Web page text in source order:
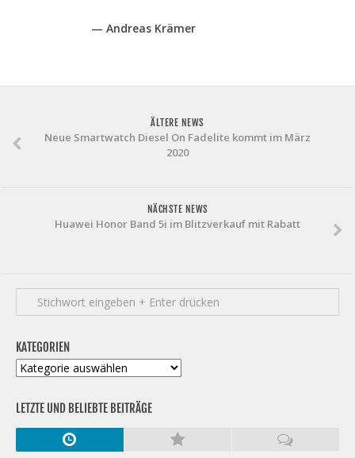
— Andreas Krämer
ÄLTERE NEWS
Neue Smartwatch Diesel On Fadelite kommt im März
2020
NÄCHSTE NEWS
Huawei Honor Band 5i im Blitzverkauf mit Rabatt
KATEGORIEN
Kategorien
LETZTE UND BELIEBTE BEITRÄGE